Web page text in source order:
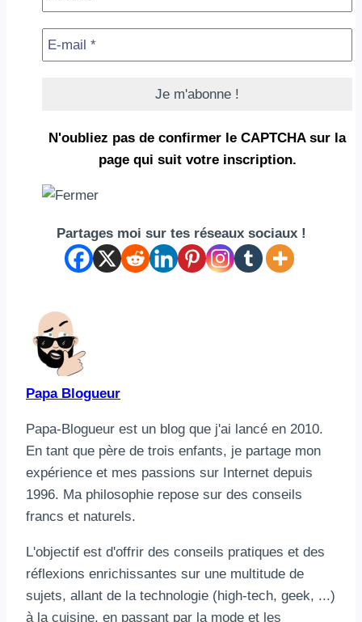
N'oubliez pas de confirmer le CAPTCHA sur la
page qui suit votre inscription.
Partages moi sur tes réseaux sociaux !
Papa Blogueur
Papa-Blogueur est un blog que j'ai lancé en 2010.
En tant que père de trois enfants, je partage mon
expérience et mes passions sur Internet depuis
1996. Ma philosophie repose sur des conseils
francs et naturels.
L'objectif est d'offrir des conseils pratiques et des
réflexions enrichissantes sur une multitude de
sujets, allant de la technologie (high-tech, geek, ...)
à la cuisine, en passant par la mode et les